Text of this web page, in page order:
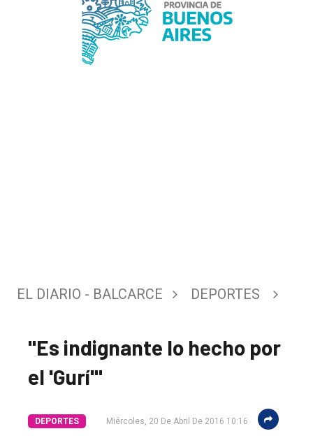
EL DIARIO - BALCARCE DEPORTES
"Es indignante lo hecho por
el 'Gurí'"
DEPORTES Miércoles, 20 De Abril De 2016 10:16